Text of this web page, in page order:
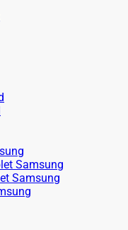
Samsung
Samsung